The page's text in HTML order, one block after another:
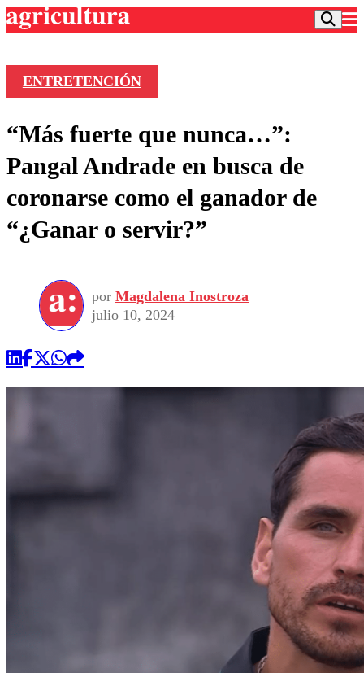
Frecuencias
Agricultura TV
Deportes
Colo Colo
Motor
Torneo Internacional
Torneo Nacional
Entretención
Internacional
Nacional
Vida Social
Programas
Comercial
ENTRETENCIÓN
“Más fuerte que nunca…”:
Pangal Andrade en busca de
coronarse como el ganador de
“¿Ganar o servir?”
por Magdalena Inostroza
julio 10, 2024